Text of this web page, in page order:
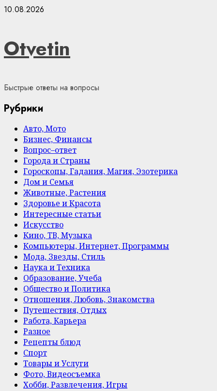
Skip
10.08.2026
Otvetin
Быстрые ответы на вопросы
Рубрики
Авто, Мото
Бизнес, Финансы
Вопрос–ответ
Города и Страны
Гороскопы, Гадания, Магия, Эзотерика
Дом и Семья
Животные, Растения
Здоровье и Красота
Интересные статьи
Искусство
Кино, ТВ, Музыка
Компьютеры, Интернет, Программы
Мода, Звезды, Стиль
Наука и Техника
Образование, Учеба
Общество и Политика
Отношения, Любовь, Знакомства
Путешествия, Отдых
Работа, Карьера
Разное
Рецепты блюд
Спорт
Товары и Услуги
Фото, Видеосъемка
Хобби, Развлечения, Игры